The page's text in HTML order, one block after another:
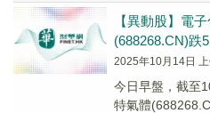
【異動股】電
(688268.CN)跌
2025年10月14日
今日早盤，截至
特氣體